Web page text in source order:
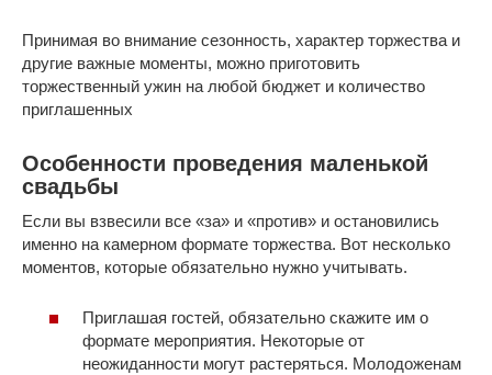
Принимая во внимание сезонность, характер торжества и
другие важные моменты, можно приготовить
торжественный ужин на любой бюджет и количество
приглашенных
Особенности проведения маленькой
свадьбы
Если вы взвесили все «за» и «против» и остановились
именно на камерном формате торжества. Вот несколько
моментов, которые обязательно нужно учитывать.
Приглашая гостей, обязательно скажите им о
формате мероприятия. Некоторые от
неожиданности могут растеряться. Молодоженам